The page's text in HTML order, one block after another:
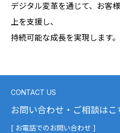
デジタル変革を通じて、お客
上を支援し、
持続可能な成長を実現します。
CONTACT US
お問い合わせ・ご相談はこ
[ お電話でのお問い合わせ ]